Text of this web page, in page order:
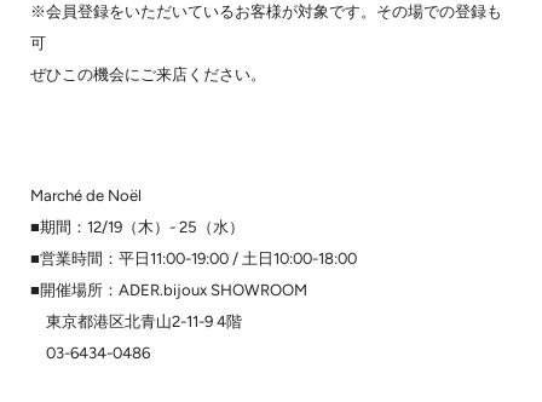
※会員登録をいただいているお客様が対象です。その場での登録も
可
ぜひこの機会にご来店ください。
Marché de Noël
■期間：12/19（木）- 25（水）
■営業時間：平日11:00-19:00 / 土日10:00-18:00
■開催場所：ADER.bijoux SHOWROOM
東京都港区北青山2-11-9 4階
03-6434-0486